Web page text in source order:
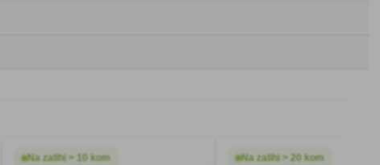
Na zalihi > 10 kom
Na zalihi > 20 kom